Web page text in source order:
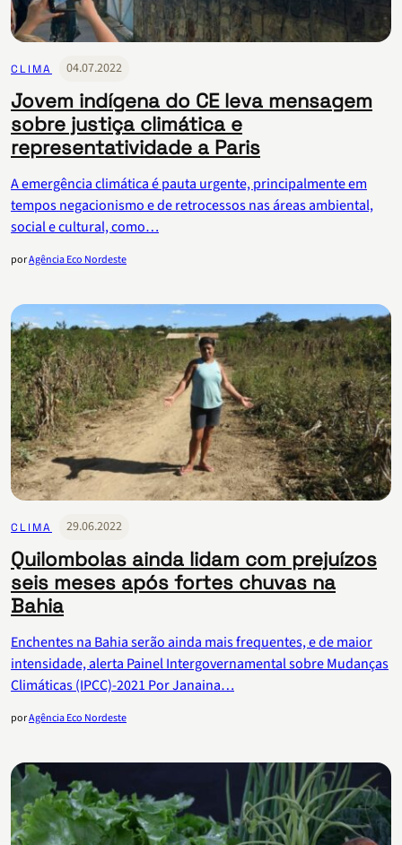
CLIMA 04.07.2022
Jovem indígena do CE leva mensagem
sobre justiça climática e
representatividade a Paris
A emergência climática é pauta urgente, principalmente em
tempos negacionismo e de retrocessos nas áreas ambiental,
social e cultural, como…
porAgência Eco Nordeste
CLIMA 29.06.2022
Quilombolas ainda lidam com prejuízos
seis meses após fortes chuvas na
Bahia
Enchentes na Bahia serão ainda mais frequentes, e de maior
intensidade, alerta Painel Intergovernamental sobre Mudanças
Climáticas (IPCC)-2021 Por Janaina…
porAgência Eco Nordeste